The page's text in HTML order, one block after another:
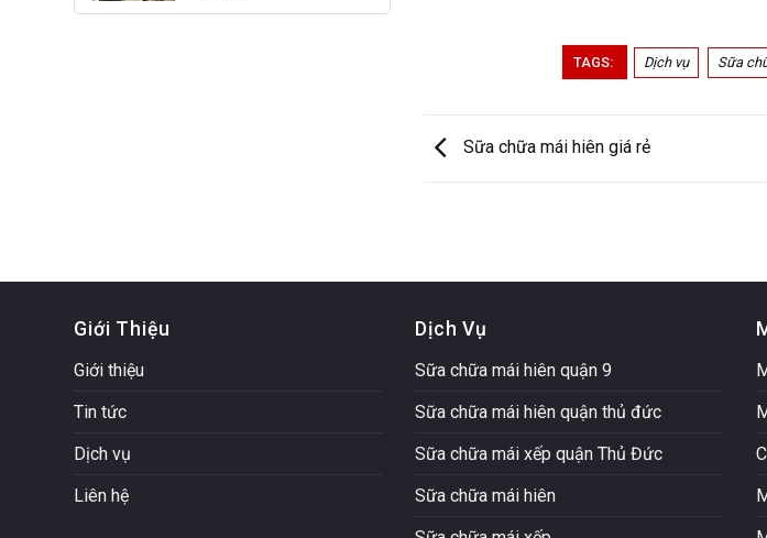
TAGS: Dịch vụ Sữa
Sữa chữa mái hiên giá rẻ
Giới Thiệu
Giới thiệu
Tin tức
Dịch vụ
Liên hệ
Dịch Vụ
Sữa chữa mái hiên quận 9
Sữa chữa mái hiên quận thủ đức
Sữa chữa mái xếp quận Thủ Đức
Sữa chữa mái hiên